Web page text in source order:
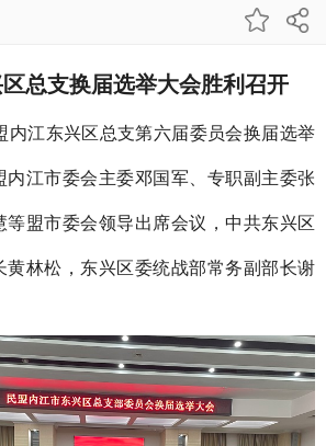
总支换届选举大会胜利召开
内江东兴区总支第六届委员会换届选举
内江市委会主委邓国军、专职副主委张
等盟市委会领导出席会议，中共东兴区
黄林松，东兴区委统战部常务副部长谢